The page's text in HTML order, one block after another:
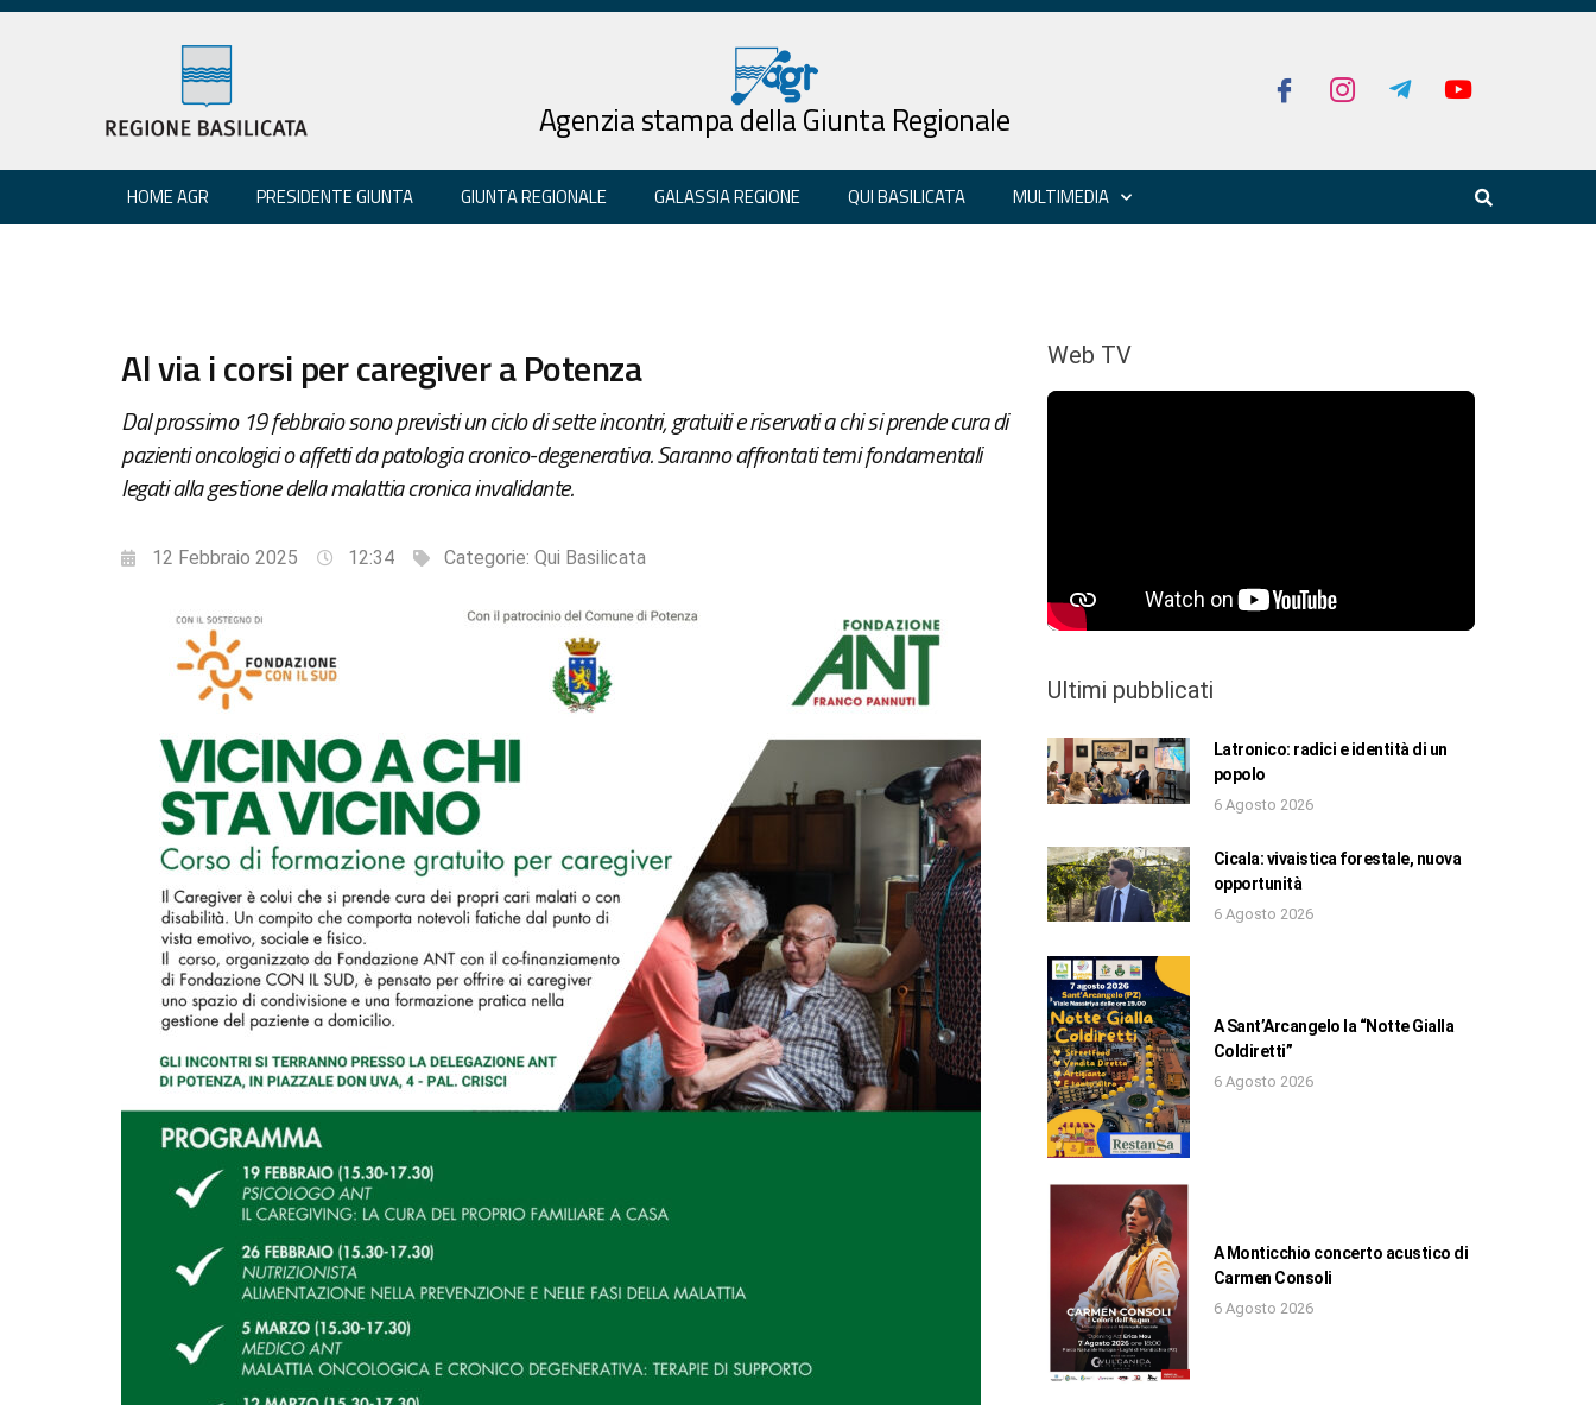
Agenzia stampa della Giunta Regionale
HOME AGR PRESIDENTE GIUNTA GIUNTA REGIONALE GALASSIA REGIONE QUI BASILICATA MULTIMEDIA
Al via i corsi per caregiver a Potenza
Dal prossimo 19 febbraio sono previsti un ciclo di sette incontri, gratuiti e riservati a chi si prende cura di
pazienti oncologici o affetti da patologia cronico-degenerativa. Saranno affrontati temi fondamentali
legati alla gestione della malattia cronica invalidante.
12 Febbraio 2025 12:34 Categorie: Qui Basilicata
Web TV
Ultimi pubblicati
Latronico: radici e identità di un
popolo
6 Agosto 2026
Cicala: vivaistica forestale, nuova
opportunità
6 Agosto 2026
A Sant’Arcangelo la “Notte Gialla
Coldiretti”
6 Agosto 2026
A Monticchio concerto acustico di
Carmen Consoli
6 Agosto 2026